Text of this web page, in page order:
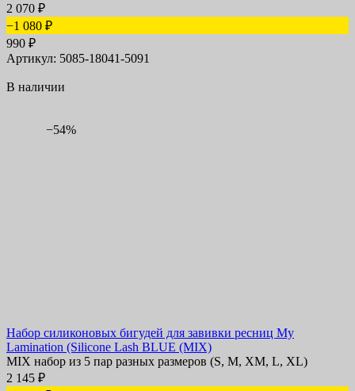
2 070 ₽
−1 080 ₽
990 ₽
Артикул: 5085-18041-5091
В наличии
−54%
Набор силиконовых бигудей для завивки ресниц My
Lamination (Silicone Lash BLUE (MIX)
​MIX набор из 5 пар разных размеров (S, M, XM, L, XL)
2 145 ₽